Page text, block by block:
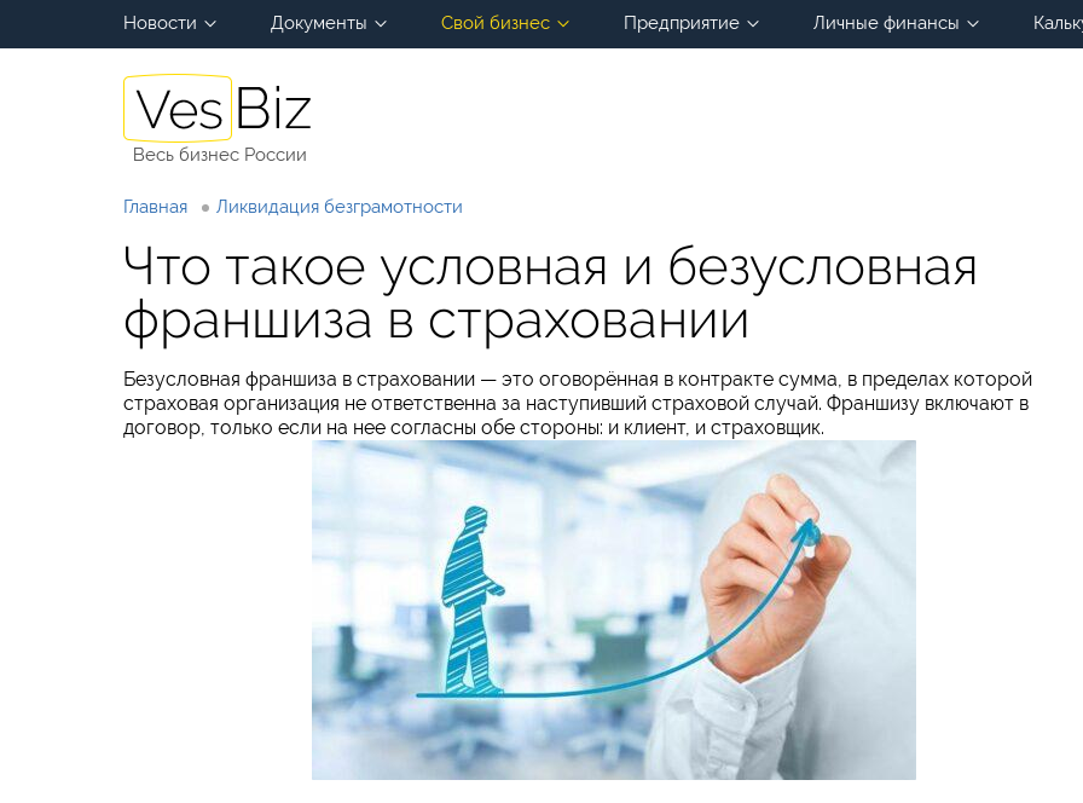
Новости Документы Свой бизнес Предприятие Личные финансы
Весь бизнес России
Главная Ликвидация безграмотности
Что такое условная и безусловная
франшиза в страховании
Безусловная франшиза в страховании — это оговорённая в контракте сумма, в пределах которой
страховая организация не ответственна за наступивший страховой случай. Франшизу включают в
договор, только если на нее согласны обе стороны: и клиент, и страховщик.